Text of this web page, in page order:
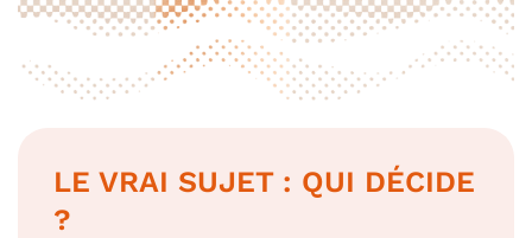
LE VRAI SUJET : QUI DÉCIDE
?